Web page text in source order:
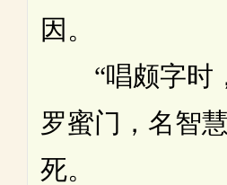
因。
“唱颇字时
罗蜜门，名智
死。